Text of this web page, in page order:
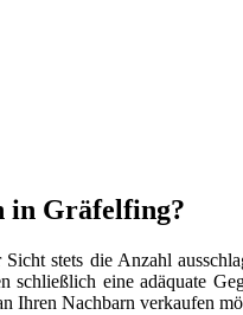
in Gräfelfing?
stets die Anzahl
schließlich eine adäquate
Ihren Nachbarn verkaufen